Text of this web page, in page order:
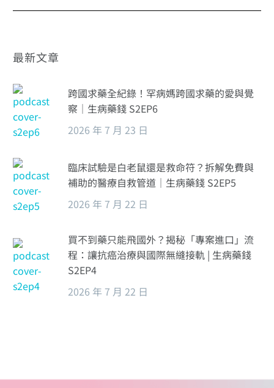
最新文章
跨國求藥全紀錄！罕病媽跨國求藥的愛與覺
察｜生病藥錢 S2EP6
2026 年 7 月 23 日
臨床試驗是白老鼠還是救命符？拆解免費與
補助的醫療自救管道｜生病藥錢 S2EP5
2026 年 7 月 22 日
買不到藥只能飛國外？揭秘「專案進口」流
程：讓抗癌治療與國際無縫接軌 | 生病藥錢
S2EP4
2026 年 7 月 22 日